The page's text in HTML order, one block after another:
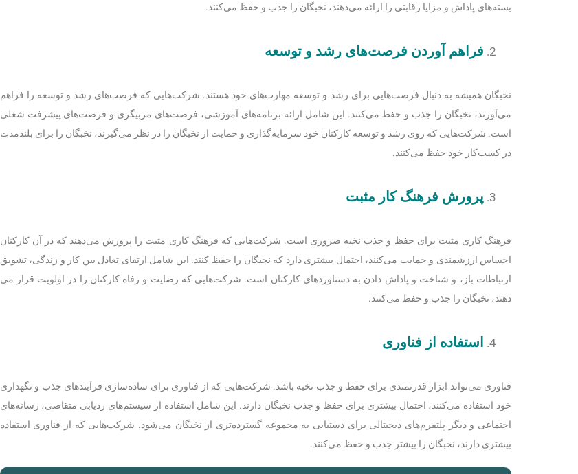
بسته‌های پاداش و مزایا رقابتی را ارائه می‌دهند، نخبگان را جذب و حفظ می‌کنند.
فراهم آوردن فرصت‌های رشد و توسعه
نخبگان همیشه به دنبال فرصت‌هایی برای رشد و توسعه مهارت‌های خود هستند. شرکت‌هایی که فرصت‌های رشد و توسعه را فراهم
می‌آورند، نخبگان را جذب و حفظ می‌کنند. این شامل ارائه برنامه‌های آموزشی، فرصت‌های مربیگری و فرصت‌های پیشرفت شغلی
است. شرکت‌هایی که روی رشد و توسعه کارکنان خود سرمایه‌گذاری و حمایت از نخبگان را در نظر می‌گیرند، نخبگان را برای بلندمدت
در کسب‌کار خود حفظ می‌کنند.
پرورش فرهنگ کار مثبت
فرهنگ کاری مثبت برای حفظ و جذب نخبه ضروری است. شرکت‌هایی که فرهنگ کاری مثبت را پرورش می‌دهند که در آن کارکنان
احساس ارزشمندی و حمایت می‌کنند، احتمال بیشتری دارد که نخبگان را حفظ کنند. این شامل ارتقای تعادل بین کار و زندگی، تشویق
ارتباطات باز، و شناخت و پاداش دادن به دستاوردهای کارکنان است. شرکت‌هایی که رضایت و رفاه کارکنان را در اولویت قرار می
دهند، نخبگان را جذب و حفظ می‌کنند.
استفاده از فناوری
فناوری می‌تواند ابزار قدرتمندی برای حفظ و جذب نخبه باشد. شرکت‌هایی که از فناوری برای ساده‌سازی فرآیندهای جذب و نگهداری
خود استفاده می‌کنند، احتمال بیشتری برای حفظ و جذب نخبگان دارند. این شامل استفاده از سیستم‌های ردیابی متقاضی، رسانه‌های
اجتماعی و دیگر پلتفرم‌های دیجیتالی برای دستیابی به مجموعه گسترده‌تری از نخبگان می‌شود. شرکت‌هایی که از فناوری استفاده
بیشتری دارند، نخبگان را بیشتر جذب و حفظ می‌کنند.